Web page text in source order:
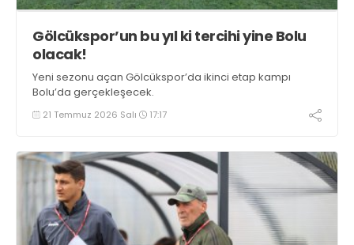
Gölcükspor’un bu yıl ki tercihi yine Bolu
olacak!
Yeni sezonu açan Gölcükspor’da ikinci etap kampı
Bolu’da gerçekleşecek.
21 Temmuz 2026 Salı 17:17